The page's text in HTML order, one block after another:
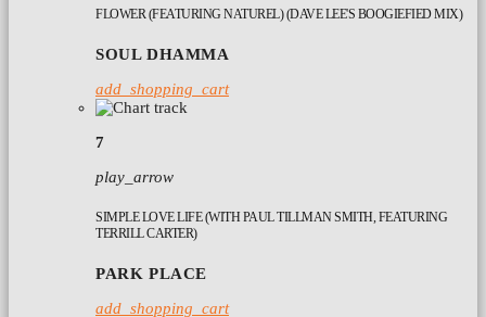
FLOWER (FEATURING NATUREL) (DAVE LEE'S BOOGIEFIED MIX)
SOUL DHAMMA
add_shopping_cart
7
play_arrow
SIMPLE LOVE LIFE (WITH PAUL TILLMAN SMITH, FEATURING
TERRILL CARTER)
PARK PLACE
add_shopping_cart